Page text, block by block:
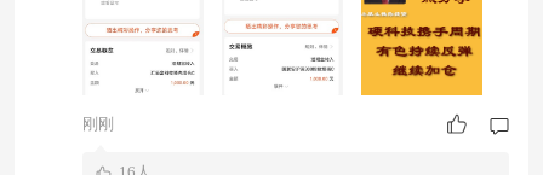
应用软科技方向等跌幅居前。今天社保重仓涨0.7
6%，养
刚刚